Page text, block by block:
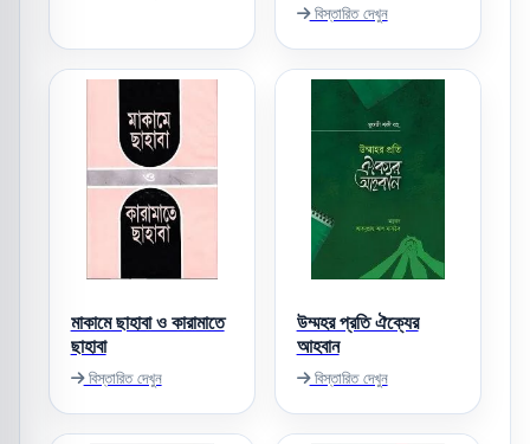
বিস্তারিত দেখুন
মাকামে ছাহাবা ও কারামাতে
ছাহাবা
বিস্তারিত দেখুন
উম্মহর প্রতি ঐক্যের
আহবান
বিস্তারিত দেখুন